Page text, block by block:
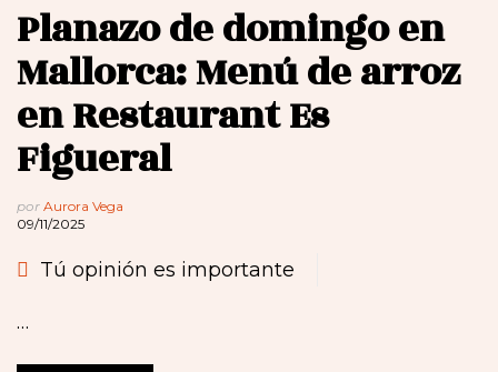
Planazo de domingo en
Mallorca: Menú de arroz
en Restaurant Es
Figueral
por Aurora Vega
09/11/2025
Tú opinión es importante
…